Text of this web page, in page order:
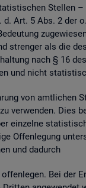
Stel­len
Art. 5 Abs. 2 der
stren­ger als die
nach § 16
und nicht
von amt­li­chen
ver­wen­den. Dies
ein­zel­ne
Of­fen­le­gung
und da­durch
Bei der